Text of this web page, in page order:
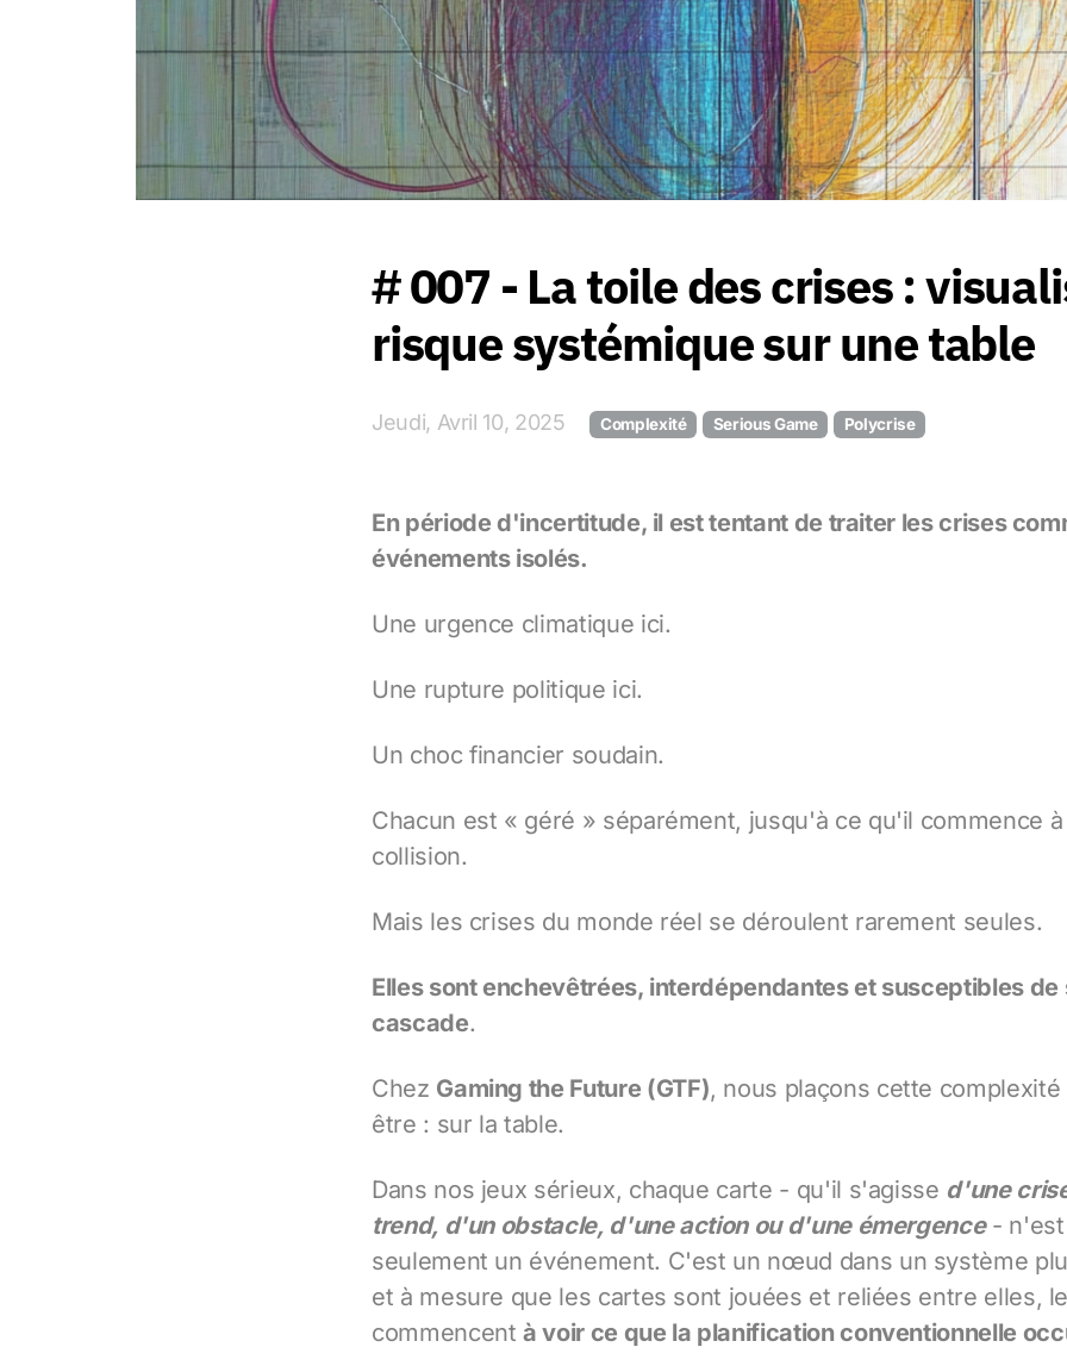
# 007 - La toile des crises :
risque systémique sur une table
Jeudi, Avril 10, 2025 Complexité Serious Game Polycrise
En période d'incertitude, il est tentant de traiter les crises
événements isolés.
Une urgence climatique ici.
Une rupture politique ici.
Un choc financier soudain.
Chacun est « géré » séparément, jusqu'à ce qu'il commence
collision.
Mais les crises du monde réel se déroulent rarement seules.
Elles sont enchevêtrées, interdépendantes et susceptibles de
cascade.
Chez Gaming the Future (GTF), nous plaçons cette
être : sur la table.
Dans nos jeux sérieux, chaque carte - qu'il s'agisse d'une
trend, d'un obstacle, d'une action ou d'une émergence- n'est
seulement un événement. C'est un nœud dans un système
et à mesure que les cartes sont jouées et reliées entre elles,
commencentà voir ce que la planification conventionnelle